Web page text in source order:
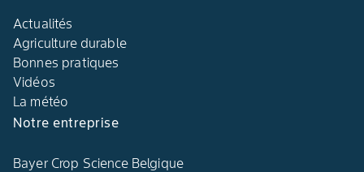
Actualités
Agriculture durable
Bonnes pratiques
Vidéos
La météo
Notre entreprise
Bayer Crop Science Belgique